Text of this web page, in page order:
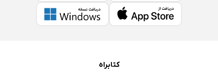
کتابراه